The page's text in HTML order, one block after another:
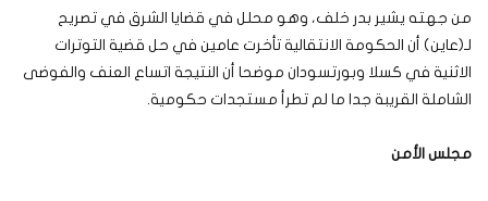
من جهته يشير بدر خلف، وهو محلل في قضايا الشرق في تصريح
لـ(عاين) أن الحكومة الانتقالية تأخرت عامين في حل قضية التوترات
الاثنية في كسلا وبورتسودان موضحا أن النتيجة اتساع العنف والفوضى
الشاملة القريبة جدا ما لم تطرأ مستجدات حكومية.
مجلس الأمن